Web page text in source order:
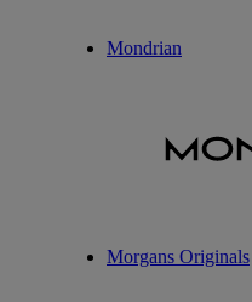
Mondrian
Morgans Originals